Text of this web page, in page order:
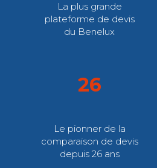
La plus grande
plateforme de devis
du Benelux
26
Le pionner de la
comparaison de devis
depuis 26 ans